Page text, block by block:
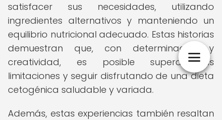
satisfacer sus necesidades, utilizando
ingredientes alternativos y manteniendo un
equilibrio nutricional adecuado. Estas historias
demuestran que, con determinación y
creatividad, es posible superar las
limitaciones y seguir disfrutando de una dieta
cetogénica saludable y variada.
Además, estas experiencias también resaltan